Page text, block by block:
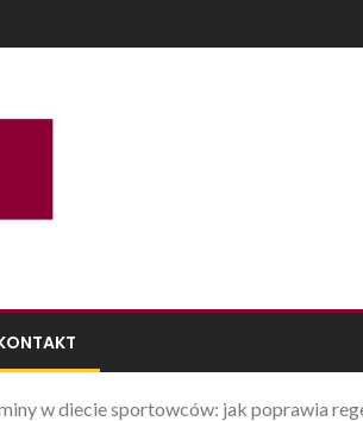
w diecie sportowców: jak poprawia